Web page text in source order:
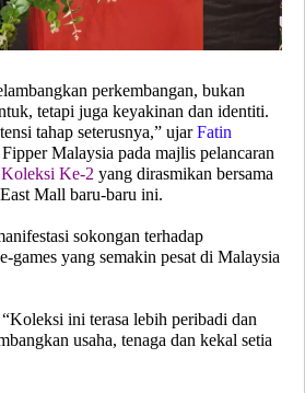
perkembangan, bukan
tetapi juga keyakinan dan identiti.
tahap seterusnya,” ujarFatin
Malaysia pada majlis pelancaran
Ke-2 yang dirasmikan bersama
Mall baru-baru ini.
sokongan terhadap
games yang semakin pesat di Malaysia
ini terasa lebih peribadi dan
usaha, tenaga dan kekal setia